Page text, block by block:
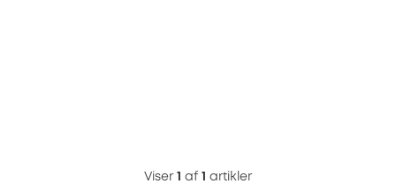
Viser 1 af 1 artikler